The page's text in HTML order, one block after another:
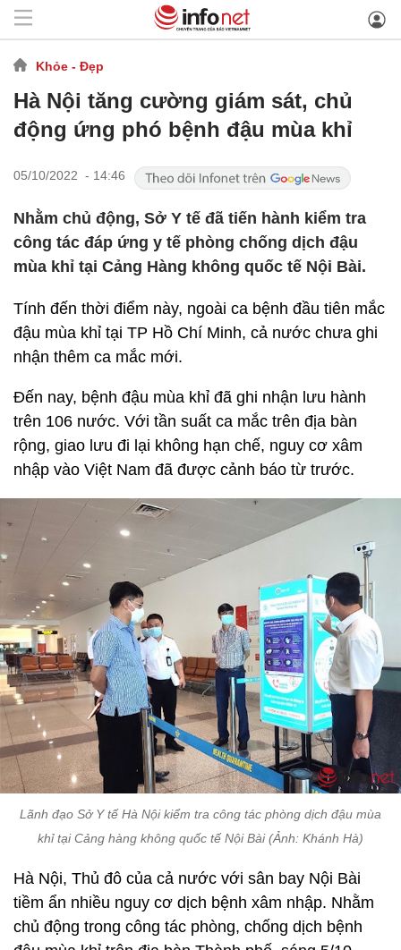
Khỏe - Đẹp
Hà Nội tăng cường giám sát, chủ
động ứng phó bệnh đậu mùa khỉ
05/10/2022 - 14:46
Nhằm chủ động, Sở Y tế đã tiến hành kiểm tra
công tác đáp ứng y tế phòng chống dịch đậu
mùa khỉ tại Cảng Hàng không quốc tế Nội Bài.
Tính đến thời điểm này, ngoài ca bệnh đầu tiên mắc
đậu mùa khỉ tại TP Hồ Chí Minh, cả nước chưa ghi
nhận thêm ca mắc mới.
Đến nay, bệnh đậu mùa khỉ đã ghi nhận lưu hành
trên 106 nước. Với tần suất ca mắc trên địa bàn
rộng, giao lưu đi lại không hạn chế, nguy cơ xâm
nhập vào Việt Nam đã được cảnh báo từ trước.
Lãnh đạo Sở Y tế Hà Nội kiểm tra công tác phòng dịch đậu mùa
khỉ tại Cảng hàng không quốc tế Nội Bài (Ảnh: Khánh Hà)
Hà Nội, Thủ đô của cả nước với sân bay Nội Bài
tiềm ẩn nhiều nguy cơ dịch bệnh xâm nhập. Nhằm
chủ động trong công tác phòng, chống dịch bệnh